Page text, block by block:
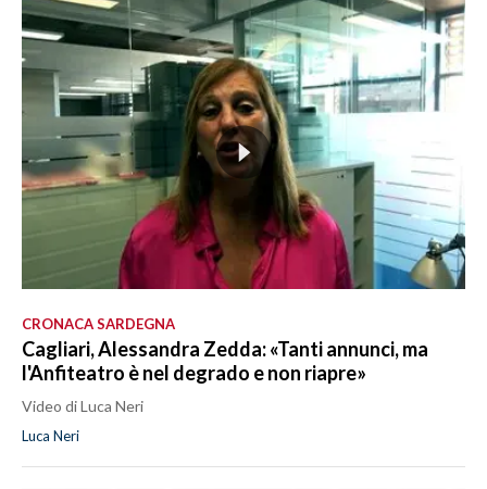
CRONACA SARDEGNA
Cagliari, Alessandra Zedda: «Tanti annunci, ma
l'Anfiteatro è nel degrado e non riapre»
Video di Luca Neri
Luca Neri